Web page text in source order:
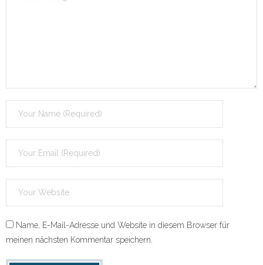
Name, E-Mail-Adresse und Website in diesem Browser für
meinen nächsten Kommentar speichern.